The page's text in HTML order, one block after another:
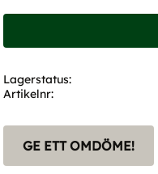
Lagerstatus
Artikelnr
GE ETT OMDÖME!